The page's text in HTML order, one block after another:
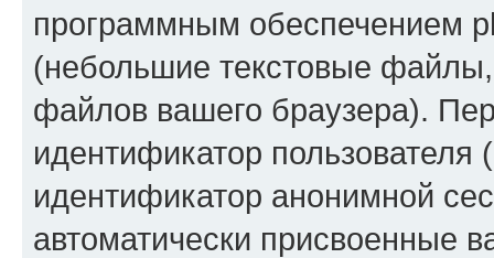
программным обеспечением
(небольшие текстовые
файлов вашего браузера).
идентификатор
идентификатор анонимной
автоматически присвоенные